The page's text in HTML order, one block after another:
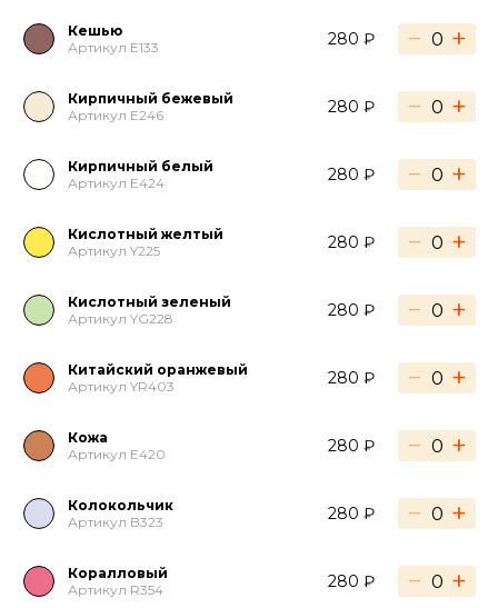
Кешью
Артикул E133
280 ₽ − +
Кирпичный бежевый
Артикул E246
280 ₽ − +
Кирпичный белый
Артикул E424
280 ₽ − +
Кислотный желтый
Артикул Y225
280 ₽ − +
Кислотный зеленый
Артикул YG228
280 ₽ − +
Китайский оранжевый
Артикул YR403
280 ₽ − +
Кожа
Артикул E420
280 ₽ − +
Колокольчик
Артикул B323
280 ₽ − +
Коралловый
Артикул R354
280 ₽ − +